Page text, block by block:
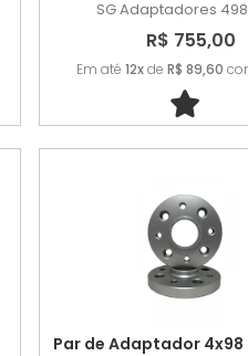
SG Adaptadores
R$ 755,00
Em até 12xde R$ 89,60
Par de Adaptador 4x98